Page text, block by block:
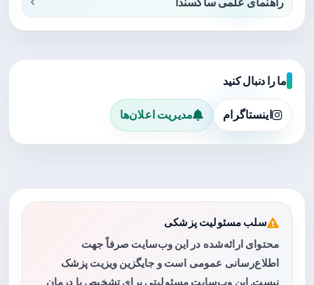
ما را دنبال کنید
اینستاگرام مدیریت اعلان‌ها
سلب مسئولیت پزشکی
محتوای ارائه‌شده در این وب‌سایت صرفاً جهت
اطلاع‌رسانی عمومی است و جایگزین ویزیت پزشک
نیست. این وب‌سایت مسئولیتی برای تشخیص یا درمان